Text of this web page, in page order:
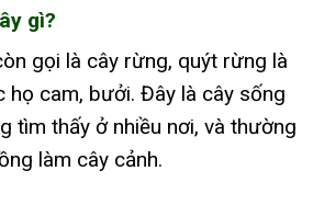
gì?
gọi là cây rừng, quýt rừng là
họ cam, bưởi. Đây là cây sống
tìm thấy ở nhiều nơi, và thường
làm cây cảnh.